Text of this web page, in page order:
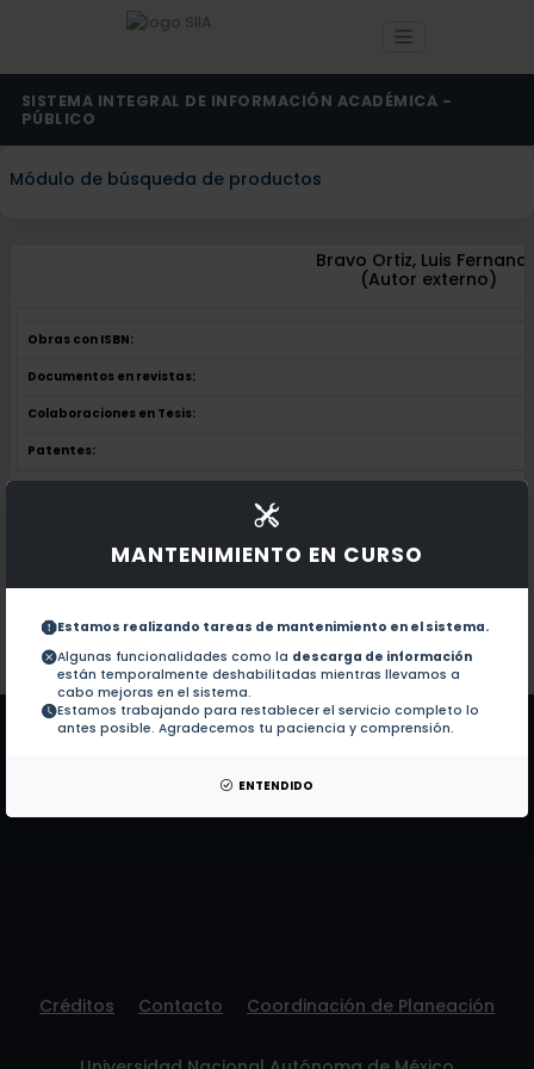
MANTENIMIENTO EN CURSO
Estamos realizando tareas de mantenimiento en el sistema.
Algunas funcionalidades como la descarga de información
están temporalmente deshabilitadas mientras llevamos a
cabo mejoras en el sistema.
Estamos trabajando para restablecer el servicio completo lo
antes posible. Agradecemos tu paciencia y comprensión.
ENTENDIDO
SISTEMA INTEGRAL DE INFORMACIÓN ACADÉMICA -
PÚBLICO
Módulo de búsqueda de productos
Bravo Ortiz, Luis
(Autor externo)
Obras con ISBN:
Documentos en revistas:
Colaboraciones en Tesis:
Patentes:
No hay obras de este autor.
Documentos en revistas:
No hay revistas de este autor.
Patentes: No hay patentes de este autor.
Créditos Contacto Coordinación de Planeación